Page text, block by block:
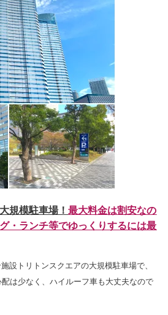
規模駐車場！最大料金は割安なの
・ランチ等でゆっくりするには最
設トリトンスクエアの大規模駐車場で、
は少なく、ハイルーフ車も大丈夫なので